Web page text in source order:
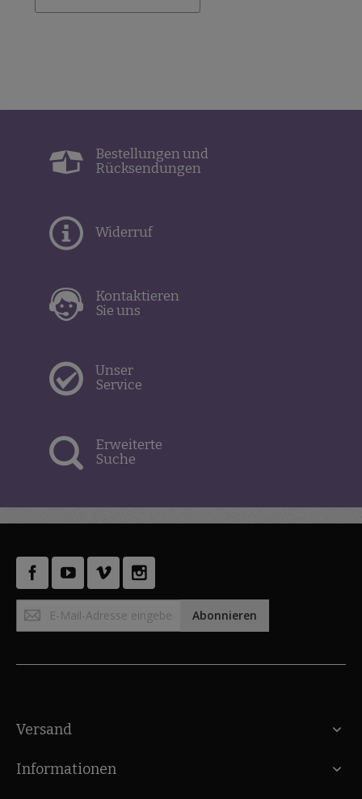
Bestellungen und
Rücksendungen
Widerruf
Kontaktieren
Sie uns
Unser
Service
Erweiterte
Suche
Anmeldung
zum
Abonnieren
Versand
Informationen